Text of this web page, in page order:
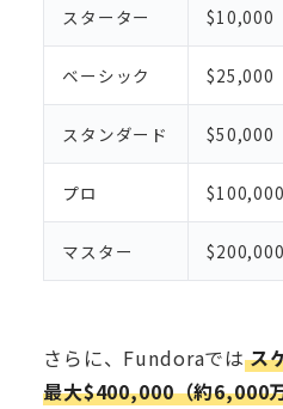
スターター $10,000
ベーシック $25,000
スタンダード $50,000
プロ
マスター
さらに、Fundoraではス
最大$400,000（約6,000